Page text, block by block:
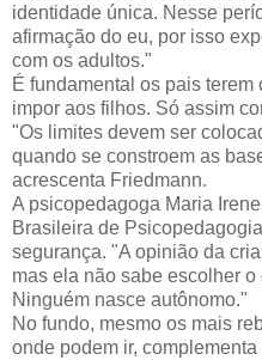
identidade única. Nesse
afirmação do eu, por isso
com os adultos."
É fundamental os pais
impor aos filhos. Só assim
"Os limites devem ser
quando se constroem as
acrescenta Friedmann.
A psicopedagoga Maria
Brasileira de
segurança. "A opinião da
mas ela não sabe escolher
Ninguém nasce autônomo."
No fundo, mesmo os mais
onde podem ir,